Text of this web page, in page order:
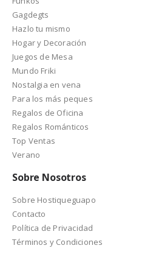
Gagdegts
Hazlo tu mismo
Hogar y Decoración
Juegos de Mesa
Mundo Friki
Nostalgia en vena
Para los más peques
Regalos de Oficina
Regalos Románticos
Top Ventas
Verano
Sobre Nosotros
Sobre Hostiqueguapo
Contacto
Política de Privacidad
Términos y Condiciones